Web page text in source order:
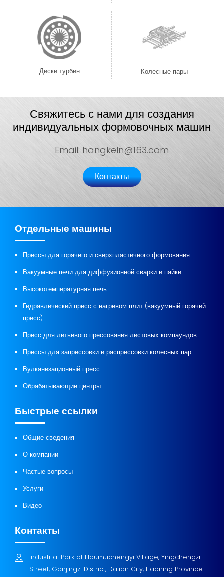
Диски турбин Колесные пары
Свяжитесь с нами для создания
индивидуальных формовочных машин
Email: hangkeln@163.com
Контакты
Отдельные машины
Прессы для горячего и сверхпластичного формования
Вакуумные печи для диффузионной сварки и пайки
Высокотемпературная печь
Гидравлический пресс с нагревом плит (вакуумный горячий
пресс)
Пресс для литьевого прессования листовых компаундов
Прессы для запрессовки и распрессовки колесных пар
Вулканизационный пресс
Обрабатывающие центры
Быстрые ссылки
Общие сведения
О компании
Частые вопросы
Услуги
Видео
Контакты
Industrial Park of Houmuchengyi Village, Yingchengzi
Street, Ganjingzi District, Dalian City, Liaoning Province